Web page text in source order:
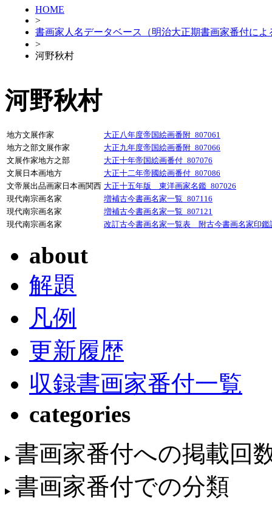
HOME
>
書画家人名データベース（明治大正期書画家番付によ
>
河野秋村
河野秋村
地方文展作家
大正八年度帝国絵画番附_807061
地方之部文展作家
大正九年度帝国絵画番附_807066
文展作家地方之部
大正十年帝国絵画番付_807076
文展日本画地方
大正十二年帝國絵画番付_807086
文帝展出品画家日本画関西 大正十五年版 東洋画家名鑑_807026
現代南宗画名家
増補古今書画名家一覧_807116
現代南宗画名家
増補古今書画名家一覧_807121
現代南宗画名家
改訂古今書画名家一覧表 附古今書画名家印鑑
about
解題
凡例
更新履歴
収録書画家番付一覧
categories
書画家番付への掲載回
書画家番付での分類